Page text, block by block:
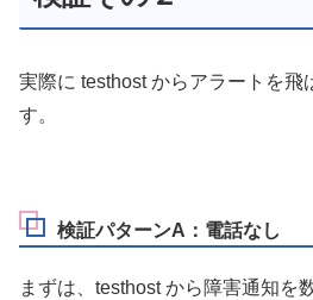
実際に testhost からアラートを飛
す。
検証パターンA：電話なし
まずは、testhost から障害通知を